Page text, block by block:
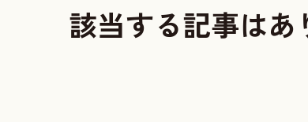
該当する記事はあ